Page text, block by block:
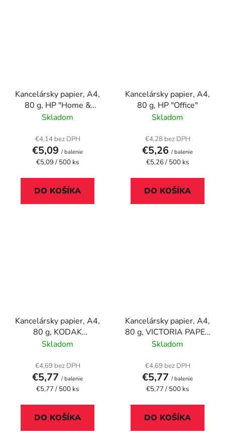
Kancelársky papier, A4,
80 g, HP "Home &
Office"
Skladom
€4,14 bez DPH
€5,09 / balenie
Jednotková
€5,09 / 500 ks
DO KOŠÍKA
Kancelársky papier, A4,
80 g, HP "Office"
Skladom
€4,28 bez DPH
€5,26 / balenie
Jednotková
€5,26 / 500 ks
DO KOŠÍKA
Kancelársky papier, A4,
80 g, KODAK
"Universal"
Skladom
€4,69 bez DPH
€5,77 / balenie
Jednotková
€5,77 / 500 ks
DO KOŠÍKA
Kancelársky papier, A4,
80 g, VICTORIA PAPER
"Balance Exclusive"
Skladom
€4,69 bez DPH
€5,77 / balenie
Jednotková
€5,77 / 500 ks
DO KOŠÍKA